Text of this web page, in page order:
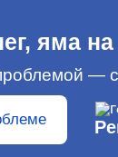
яма
—